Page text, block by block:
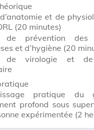
et de
(20 minutes)
de prévention des
et d’hygiène (20
de virologie et de
pratique du
profond sous
expérimentée (2